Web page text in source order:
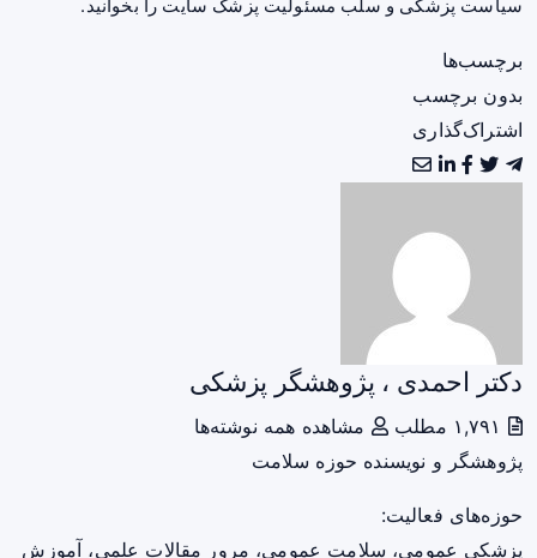
سیاست پزشکی و سلب مسئولیت پزشک سایت را بخوانید.
برچسب‌ها
بدون برچسب
اشتراک‌گذاری
دکتر احمدی ، پژوهشگر پزشکی
مشاهده همه نوشته‌ها
پژوهشگر و نویسنده حوزه سلامت
حوزه‌های فعالیت:
پزشکی عمومی، سلامت عمومی، مرور مقالات علمی، آموزش